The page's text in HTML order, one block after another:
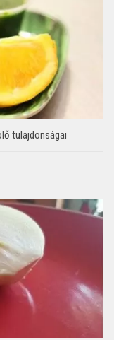
tulajdonságai